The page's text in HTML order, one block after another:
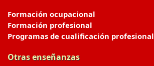
Formación ocupacional
Formación profesional
Programas de cualificación profesional
Otras enseñanzas